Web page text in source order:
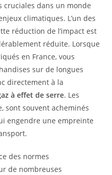
cruciales dans un monde
climatiques. L’un des
réduction de l’impact est
réduite. Lorsque
en France, vous
sur de longues
directement à la
à effet de serre. Les
sont souvent acheminés
engendre une empreinte
des normes
de nombreuses